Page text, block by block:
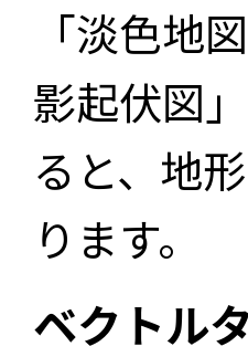
「淡色地
影起伏図
ると、地
ります。
ベクトル